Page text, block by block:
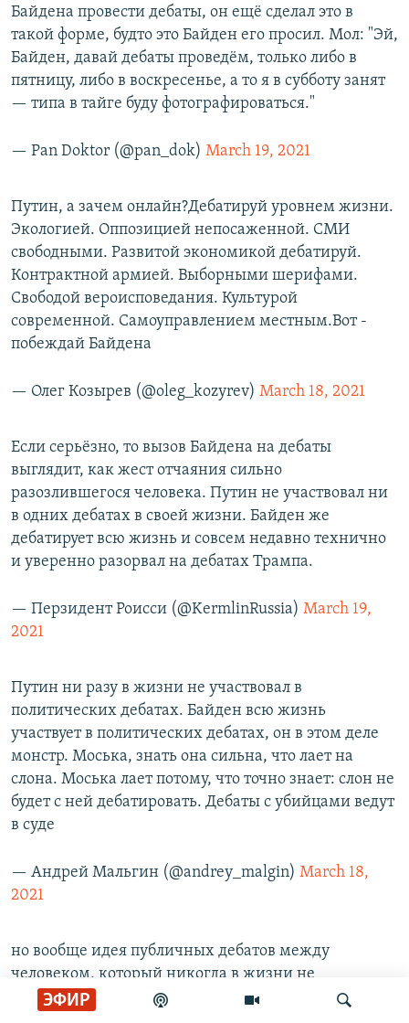
ЭФИР
Байдена провести дебаты, он ещё сделал это в
такой форме, будто это Байден его просил. Мол: "Эй,
Байден, давай дебаты проведём, только либо в
пятницу, либо в воскресенье, а то я в субботу занят
— типа в тайге буду фотографироваться."
— Pan Doktor (@pan_dok) March 19, 2021
Путин, а зачем онлайн?Дебатируй уровнем жизни.
Экологией. Оппозицией непосаженной. СМИ
свободными. Развитой экономикой дебатируй.
Контрактной армией. Выборными шерифами.
Свободой вероисповедания. Культурой
современной. Самоуправлением местным.Вот -
побеждай Байдена
— Олег Козырев (@oleg_kozyrev) March 18, 2021
Если серьёзно, то вызов Байдена на дебаты
выглядит, как жест отчаяния сильно
разозлившегося человека. Путин не участвовал ни
в одних дебатах в своей жизни. Байден же
дебатирует всю жизнь и совсем недавно технично
и уверенно разорвал на дебатах Трампа.
— Пeрзидент Роисси (@KermlinRussia) March 19,
2021
Путин ни разу в жизни не участвовал в
политических дебатах. Байден всю жизнь
участвует в политических дебатах, он в этом деле
монстр. Моська, знать она сильна, что лает на
слона. Моська лает потому, что точно знает: слон не
будет с ней дебатировать. Дебаты с убийцами ведут
в суде
— Андрей Мальгин (@andrey_malgin) March 18,
2021
но вообще идея публичных дебатов между
человеком, который никогда в жизни не
участвовал в публичных дебатах и ветераном